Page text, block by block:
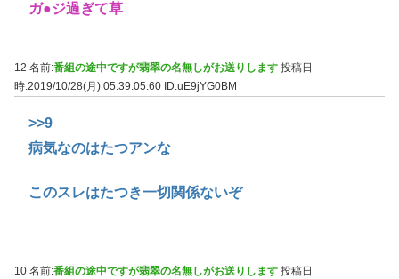
ガ●ジ過ぎて草
12 名前:番組の途中ですが翡翠の名無しがお送りします 投稿日
時:2019/10/28(月) 05:39:05.60 ID:uE9jYG0BM
>>9
病気なのはたつアンな
このスレはたつき一切関係ないぞ
10 名前:番組の途中ですが翡翠の名無しがお送りします 投稿日